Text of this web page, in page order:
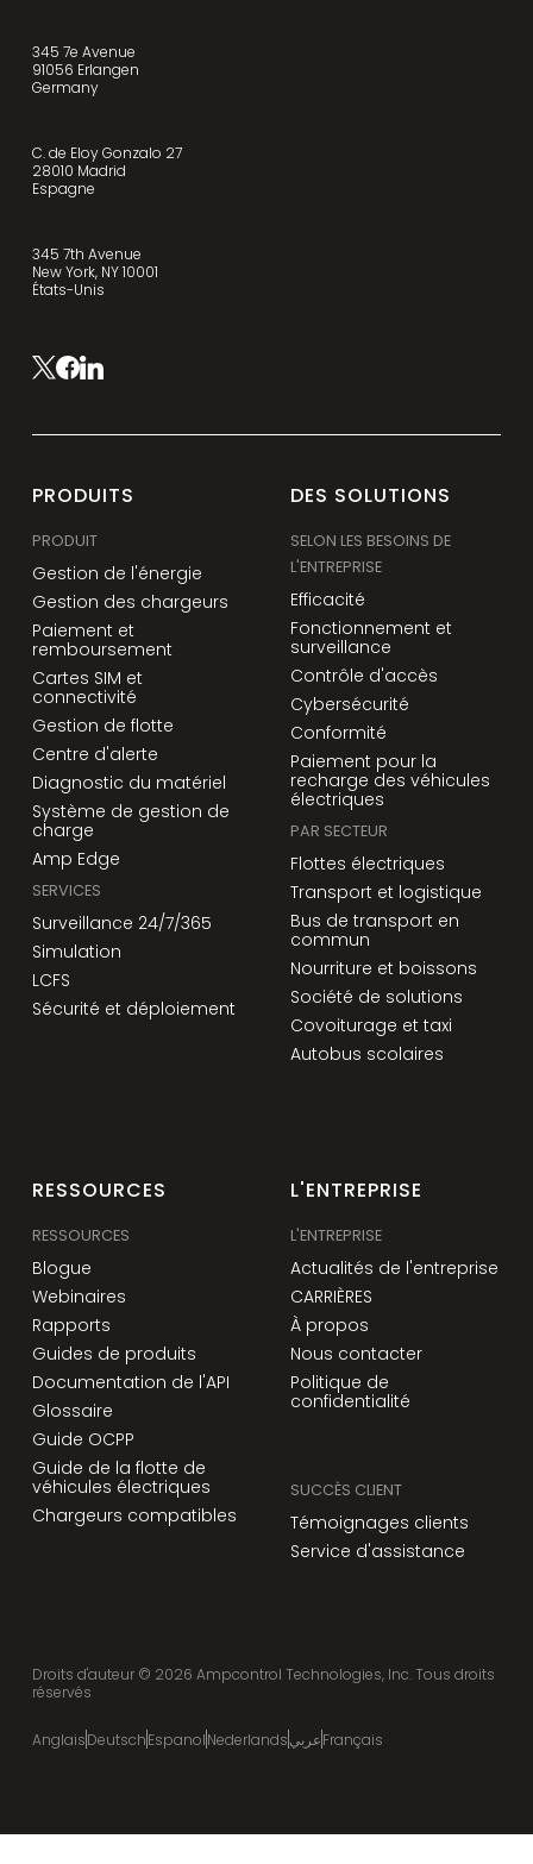
345 7e Avenue
91056 Erlangen
Germany
C. de Eloy Gonzalo 27
28010 Madrid
Espagne
345 7th Avenue
New York, NY 10001
États-Unis
PRODUITS
PRODUIT
Gestion de l'énergie
Gestion des chargeurs
Paiement et
remboursement
Cartes SIM et
connectivité
Gestion de flotte
Centre d'alerte
Diagnostic du matériel
Système de gestion de
charge
Amp Edge
SERVICES
Surveillance 24/7/365
Simulation
LCFS
Sécurité et déploiement
DES SOLUTIONS
SELON LES BESOINS DE
L'ENTREPRISE
Efficacité
Fonctionnement et
surveillance
Contrôle d'accès
Cybersécurité
Conformité
Paiement pour la
recharge des véhicules
électriques
PAR SECTEUR
Flottes électriques
Transport et logistique
Bus de transport en
commun
Nourriture et boissons
Société de solutions
Covoiturage et taxi
Autobus scolaires
RESSOURCES
RESSOURCES
Blogue
Webinaires
Rapports
Guides de produits
Documentation de l'API
Glossaire
Guide OCPP
Guide de la flotte de
véhicules électriques
Chargeurs compatibles
L'ENTREPRISE
L'ENTREPRISE
Actualités de l'entreprise
CARRIÈRES
À propos
Nous contacter
Politique de
confidentialité
SUCCÈS CLIENT
Témoignages clients
Service d'assistance
Droits d'auteur © 2026 Ampcontrol Technologies, Inc. Tous droits
réservés
AnglaisDeutschEspanolNederlandsعربيFrançais